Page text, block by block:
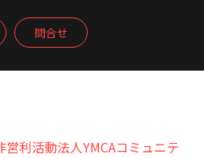
問合せ
営利活動法人YMCAコミュニテ